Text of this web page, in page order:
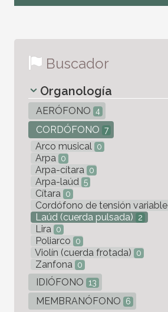
Buscador
Organología
AERÓFONO 4
CORDÓFONO 7
Arco musical 0
Arpa 0
Arpa-cítara 0
Arpa-laúd 5
Cítara 0
Cordófono de tensión variable
Laúd (cuerda pulsada) 2
Lira 0
Poliarco 0
Violín (cuerda frotada) 0
Zanfona 0
IDIÓFONO 13
MEMBRANÓFONO 6